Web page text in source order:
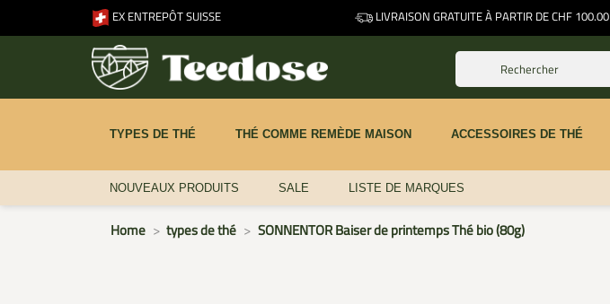
EX ENTREPÔT SUISSE LIVRAISON GRATUITE À PARTIR DE CHF 100.00
TYPES DE THÉ THÉ COMME REMÈDE MAISON ACCESSOIRES DE THÉ
NOUVEAUX PRODUITS SALE LISTE DE MARQUES
Home types de thé SONNENTOR Baiser de printemps Thé bio (80g)